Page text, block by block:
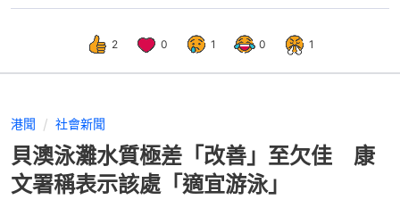
2 0 1 0 1
港聞 社會新聞
貝澳泳灘水質極差「改善」至欠佳 康
文署稱表示該處「適宜游泳」